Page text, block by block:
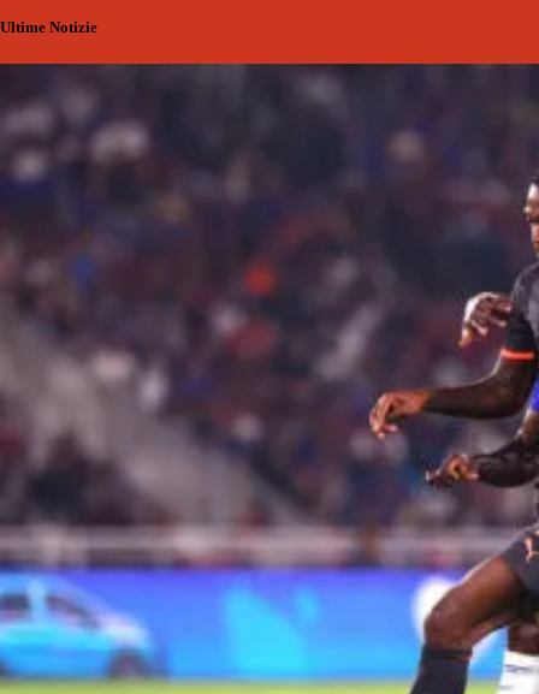
Ultime Notizie